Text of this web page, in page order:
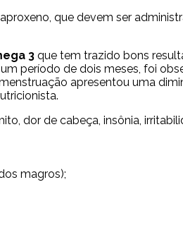
que devem ser
3 que tem trazido bons
período de dois meses, foi
apresentou uma
dor de cabeça, insônia,
magros);